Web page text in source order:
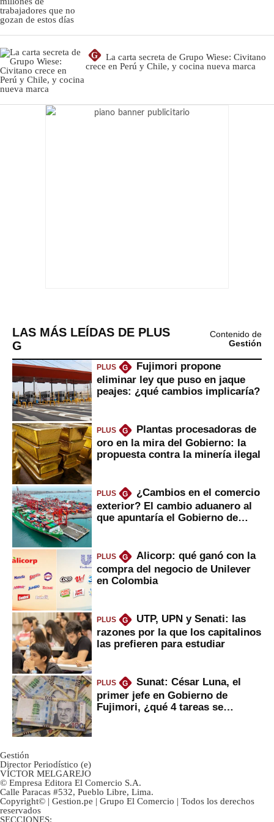
G
La carta secreta de Grupo Wiese: Civitano
crece en Perú y Chile, y cocina nueva marca
LAS MÁS LEÍDAS DE PLUS
G
Contenido de
Gestión
PLUS G
Fujimori propone
eliminar ley que puso en jaque
peajes: ¿qué cambios implicaría?
PLUS G
Plantas procesadoras de
oro en la mira del Gobierno: la
propuesta contra la minería ilegal
PLUS G
¿Cambios en el comercio
exterior? El cambio aduanero al
que apuntaría el Gobierno de
PLUS G
Alicorp: qué ganó con la
compra del negocio de Unilever
en Colombia
PLUS G
UTP, UPN y Senati: las
razones por la que los capitalinos
las prefieren para estudiar
PLUS G
Sunat: César Luna, el
primer jefe en Gobierno de
Fujimori, ¿qué 4 tareas se
Gestión
Director Periodístico (e)
VÍCTOR MELGAREJO
© Empresa Editora El Comercio S.A.
Calle Paracas #532, Pueblo Libre, Lima.
Copyright© | Gestion.pe | Grupo El Comercio | Todos los derechos
reservados
SECCIONES: